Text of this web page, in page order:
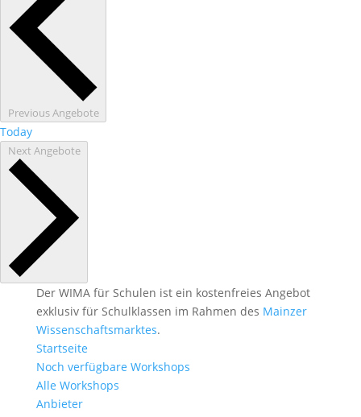
PreviousAngebote
Today
Next Angebote
Der WIMA für Schulen ist ein kostenfreies Angebot
exklusiv für Schulklassen im Rahmen des Mainzer
Wissenschaftsmarktes.
Startseite
Noch verfügbare Workshops
Alle Workshops
Anbieter